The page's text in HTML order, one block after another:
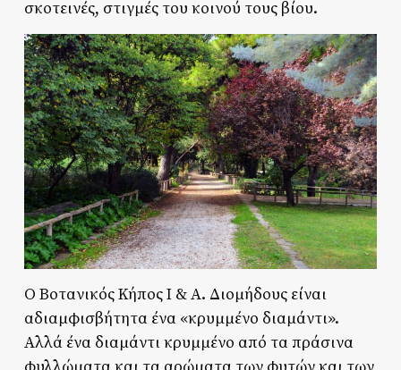
σκοτεινές, στιγμές του κοινού τους βίου.
Ο Βοτανικός Κήπος Ι & Α. Διομήδους είναι
αδιαμφισβήτητα ένα «κρυμμένο διαμάντι».
Αλλά ένα διαμάντι κρυμμένο από τα πράσινα